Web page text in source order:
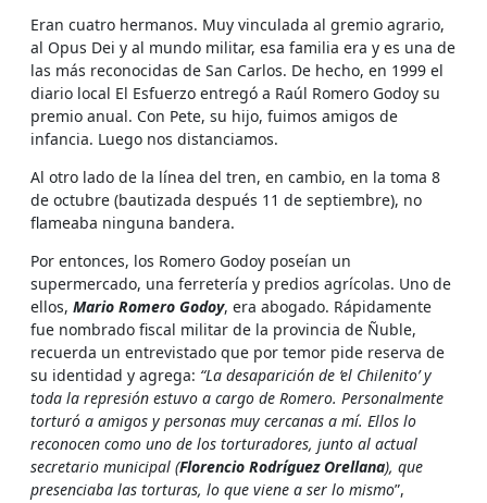
Eran cuatro hermanos. Muy vinculada al gremio agrario,
al Opus Dei y al mundo militar, esa familia era y es una de
las más reconocidas de San Carlos. De hecho, en 1999 el
diario local El Esfuerzo entregó a Raúl Romero Godoy su
premio anual. Con Pete, su hijo, fuimos amigos de
infancia. Luego nos distanciamos.
Al otro lado de la línea del tren, en cambio, en la toma 8
de octubre (bautizada después 11 de septiembre), no
flameaba ninguna bandera.
Por entonces, los Romero Godoy poseían un
supermercado, una ferretería y predios agrícolas. Uno de
ellos, Mario Romero Godoy, era abogado. Rápidamente
fue nombrado fiscal militar de la provincia de Ñuble,
recuerda un entrevistado que por temor pide reserva de
su identidad y agrega: “La desaparición de ‘el Chilenito’ y
toda la represión estuvo a cargo de Romero. Personalmente
torturó a amigos y personas muy cercanas a mí. Ellos lo
reconocen como uno de los torturadores, junto al actual
secretario municipal (Florencio Rodríguez Orellana), que
presenciaba las torturas, lo que viene a ser lo mismo”,